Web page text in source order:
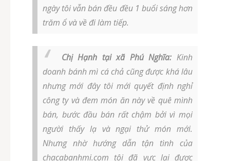
ngày tôi vẫn bán đều đều 1 buổi sáng hơn
trăm ổ và về đi làm tiếp.
Chị Hạnh tại xã Phú Nghĩa: Kinh
doanh bánh mì cá chả cũng được khá lâu
nhưng mới đây tôi mới quyết định nghỉ
công ty và đem món ăn này về quê mình
bán, bước đầu bán rất chậm bởi vì mọi
người thấy lạ và ngại thử món mới.
Nhưng nhờ hướng dẫn tận tình của
chacabanhmi.com tôi đã vực lại được